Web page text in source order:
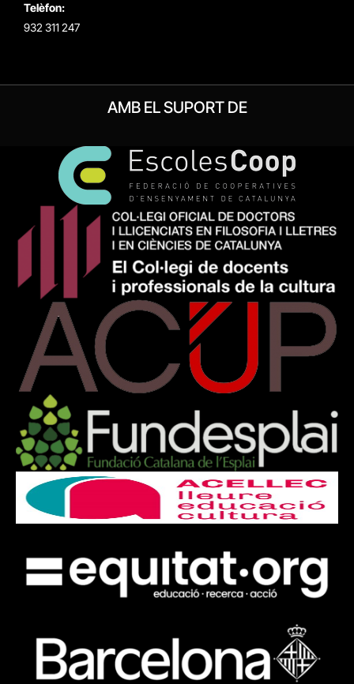
Telèfon:
932 311 247
AMB EL SUPORT DE